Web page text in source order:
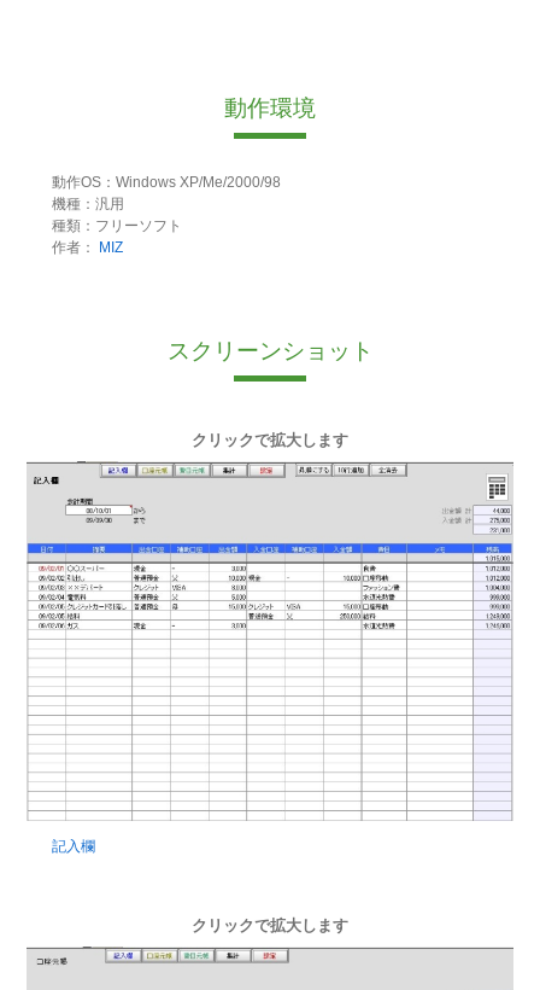
動作環境
動作OS：Windows XP/Me/2000/98
機種：汎用
種類：フリーソフト
作者：
MIZ
スクリーンショット
クリックで拡大します
記入欄
クリックで拡大します